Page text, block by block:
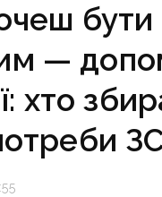
бути
—
хто